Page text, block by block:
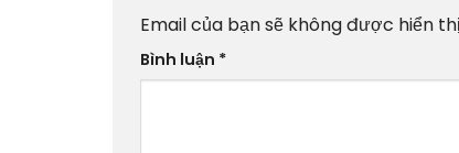
Email của bạn sẽ không được hiển
Bình luận *